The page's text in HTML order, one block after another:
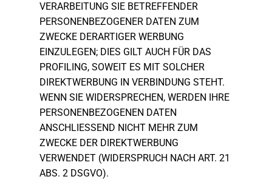
VERARBEITUNG SIE BETREFFENDER
PERSONENBEZOGENER DATEN ZUM
ZWECKE DERARTIGER WERBUNG
EINZULEGEN; DIES GILT AUCH FÜR DAS
PROFILING, SOWEIT ES MIT SOLCHER
DIREKTWERBUNG IN VERBINDUNG STEHT.
WENN SIE WIDERSPRECHEN, WERDEN IHRE
PERSONENBEZOGENEN DATEN
ANSCHLIESSEND NICHT MEHR ZUM
ZWECKE DER DIREKTWERBUNG
VERWENDET (WIDERSPRUCH NACH ART. 21
ABS. 2 DSGVO).